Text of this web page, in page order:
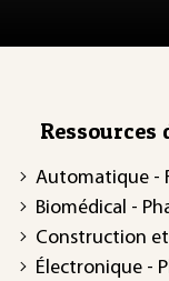
Ressources
Automatique -
Biomédical -
Construction
Électronique -